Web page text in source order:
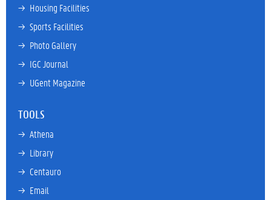
→ Housing Facilities
→ Sports Facilities
→ Photo Gallery
→ IGC Journal
→ UGent Magazine
TOOLS
→ Athena
→ Library
→ Centauro
→ Email